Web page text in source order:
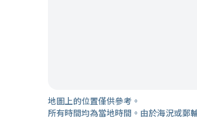
地圖上的位置僅供參考。
所有時間均為當地時間。由於海況或郵